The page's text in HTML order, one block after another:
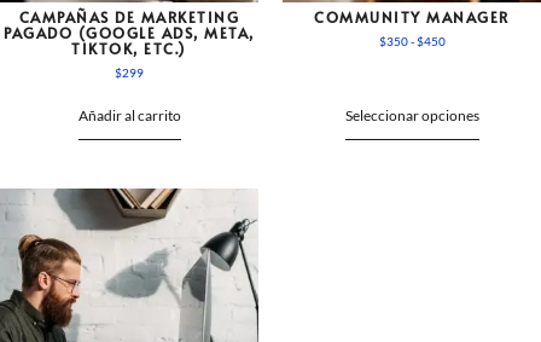
CAMPAÑAS DE MARKETING
PAGADO (GOOGLE ADS, META,
TIKTOK, ETC.)
$299
Añadir al carrito
COMMUNITY MANAGER
$350 - $450
Seleccionar opciones